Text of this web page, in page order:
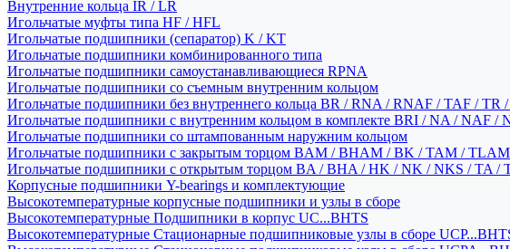
Внутренние кольца IR / LR
Игольчатые муфты типа HF / HFL
Игольчатые подшипники (сепаратор) K / KT
Игольчатые подшипники комбинированного типа
Игольчатые подшипники самоустанавливающиеся RPNA
Игольчатые подшипники со съемным внутренним кольцом
Игольчатые подшипники без внутреннего кольца BR / RNA / RNAF / TAF / TR
Игольчатые подшипники с внутренним кольцом в комплекте BRI / NA / NAF
Игольчатые подшипники со штампованным наружним кольцом
Игольчатые подшипники с закрытым торцом BAM / BHAM / BK / TAM / TLAM
Игольчатые подшипники с открытым торцом BA / BHA / HK / NK / NKS / TA /
Корпусные подшипники Y-bearings и комплектующие
Высокотемпературные корпусные подшипники и узлы в сборе
Высокотемпературные Подшипники в корпус UC...BHTS
Высокотемпературные Стационарные подшипниковые узлы в сборе